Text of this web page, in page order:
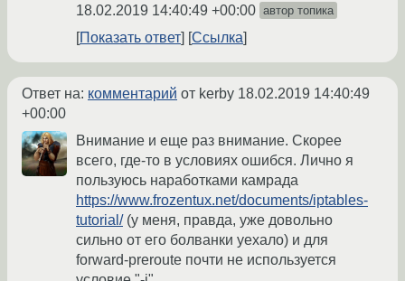
18.02.2019 14:40:49 +00:00 автор топика
Показать ответ Ссылка
Ответ на: комментарий от kerby 18.02.2019 14:40:49
+00:00
Внимание и еще раз внимание. Скорее
всего, где-то в условиях ошибся. Лично я
пользуюсь наработками камрада
https://www.frozentux.net/documents/iptables-
tutorial/(у меня, правда, уже довольно
сильно от его болванки уехало) и для
forward-preroute почти не используется